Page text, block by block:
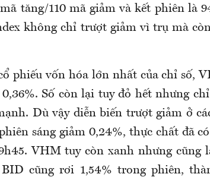
tăng/110 mã giảm và kết phiên là
không chỉ trượt giảm vì trụ mà
phiếu vốn hóa lớn nhất của chỉ số,
Số còn lại tuy đỏ hết nhưng
Dù vậy diễn biến trượt giảm ở
sáng giảm 0,24%, thực chất đã
VHM tuy còn xanh nhưng cũng
cũng rơi 1,54% trong phiên,